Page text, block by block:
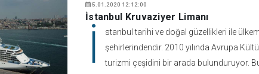
5.01.2020 12:12:00
İstanbul Kruvaziyer Limanı
İ
stanbul tarihi ve doğal güzellikleri ile
şehirlerindendir. 2010 yılında Avrupa
turizmi çeşidini bir arada bulunduruyor.